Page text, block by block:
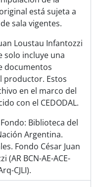
está sujeta a
sala vigentes.
Loustau Infantozzi
solo incluye una
documentos
productor. Estos
en el marco del
con el CEDODAL.
Biblioteca del
Argentina.
Fondo César Juan
(AR BCN-AE-ACE-
CJLI).